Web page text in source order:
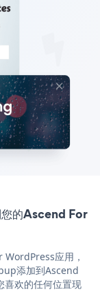
的Ascend For
应用，
添加到Ascend
喜欢的任何位置现